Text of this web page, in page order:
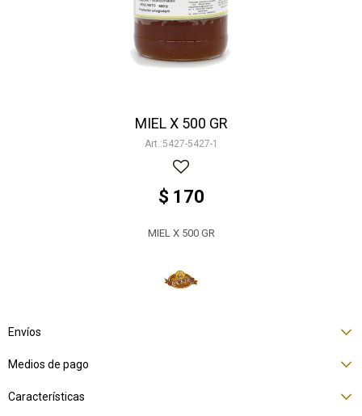
MIEL X 500 GR
5427-5427-1
$ 170
MIEL X 500 GR
Envíos
Medios de pago
Características